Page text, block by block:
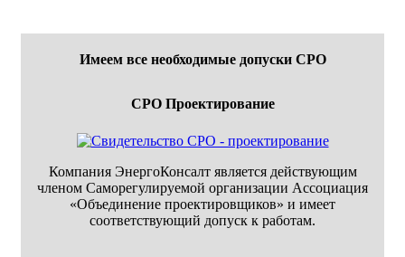
Имеем все необходимые допуски СРО
СРО Проектирование
Компания ЭнергоКонсалт является действующим
членом Саморегулируемой организации Ассоциация
«Объединение проектировщиков» и имеет
соответствующий допуск к работам.